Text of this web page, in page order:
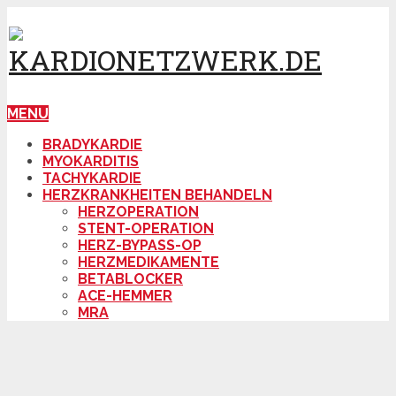
MENU
BRADYKARDIE
MYOKARDITIS
TACHYKARDIE
HERZKRANKHEITEN BEHANDELN
HERZOPERATION
STENT-OPERATION
HERZ-BYPASS-OP
HERZMEDIKAMENTE
BETABLOCKER
ACE-HEMMER
MRA